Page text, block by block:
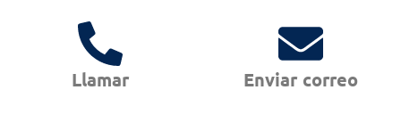
Llamar Enviar correo